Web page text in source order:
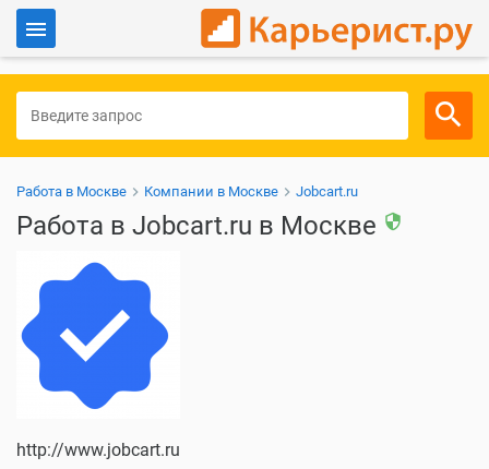
Для работодателей
Работа в Москве Компании в Москве Jobcart.ru
Работа в Jobcart.ru в Москве security
http://www.jobcart.ru